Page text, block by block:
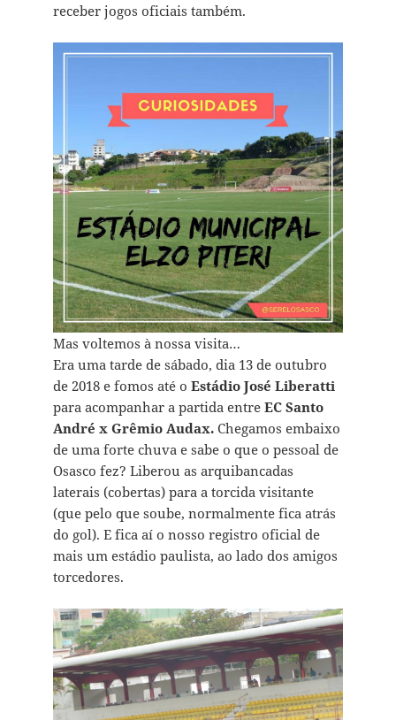
receber jogos oficiais também.
Mas voltemos à nossa visita…
Era uma tarde de sábado, dia 13 de outubro
de 2018 e fomos até o Estádio José Liberatti
para acompanhar a partida entre EC Santo
André x Grêmio Audax.Chegamos embaixo
de uma forte chuva e sabe o que o pessoal de
Osasco fez? Liberou as arquibancadas
laterais (cobertas) para a torcida visitante
(que pelo que soube, normalmente fica atrás
do gol). E fica aí o nosso registro oficial de
mais um estádio paulista, ao lado dos amigos
torcedores.